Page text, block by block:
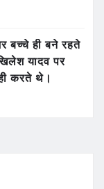
बच्चे ही बने रहते
यादव पर
करते थे।